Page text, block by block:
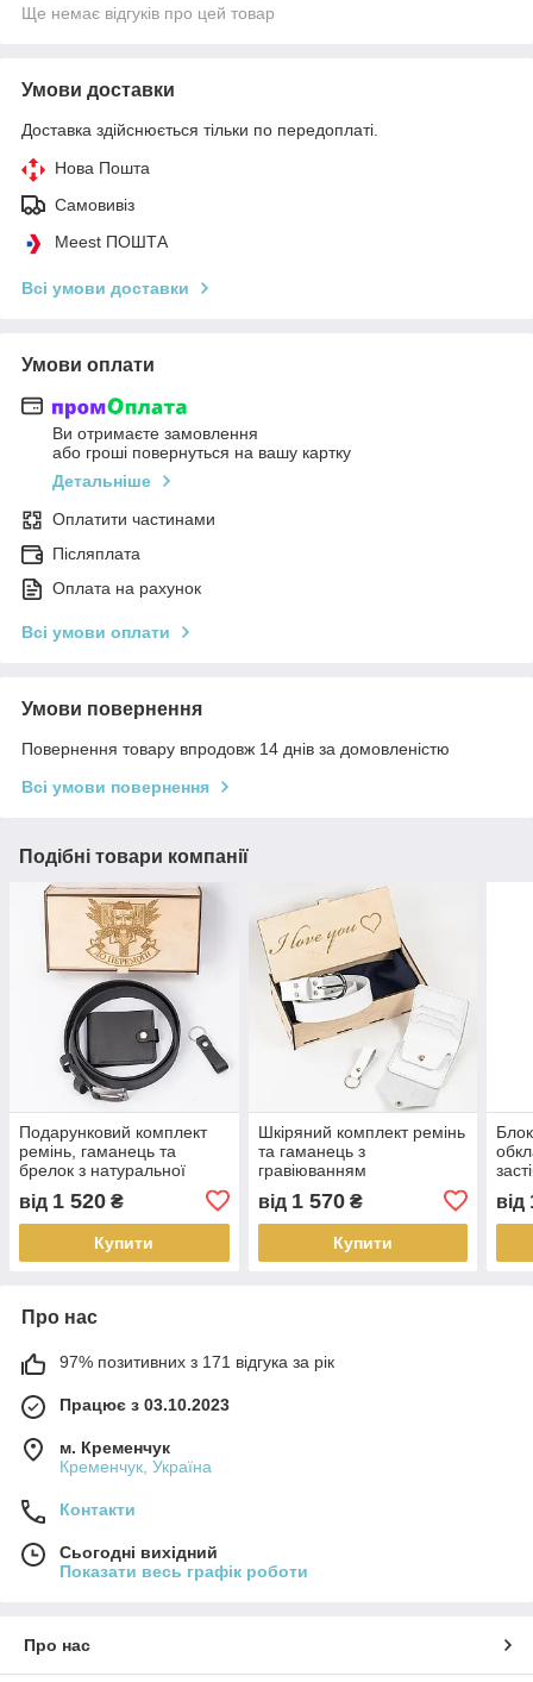
Ще немає відгуків про цей товар
Умови доставки
Доставка здійснюється тільки по передоплаті.
Нова Пошта
Самовивіз
Meest ПОШТА
Всі умови доставки
Умови оплати
Ви отримаєте замовлення
або гроші повернуться на вашу картку
Детальніше
Оплатити частинами
Післяплата
Оплата на рахунок
Всі умови оплати
Умови повернення
Повернення товару впродовж 14 днів за домовленістю
Всі умови повернення
Подібні товари компанії
Подарунковий комплект
ремінь, гаманець та
брелок з натуральної
від 1 520 ₴
Купити
Шкіряний комплект ремінь
та гаманець з
гравіюванням
від 1 570₴
Купити
від
Про нас
97% позитивних з 171 відгука за рік
Працює з 03.10.2023
м. Кременчук
Кременчук, Україна
Контакти
Сьогодні вихідний
Показати весь графік роботи
Про нас